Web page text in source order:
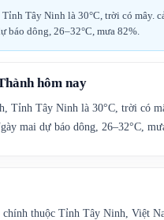
Tây Ninh là 30°C, trời có mây.
báo dông, 26–32°C, mưa 82%.
hôm nay
Tỉnh Tây Ninh là 30°C, trời có
mai dự báo dông, 26–32°C,
thuộc Tỉnh Tây Ninh, Việt